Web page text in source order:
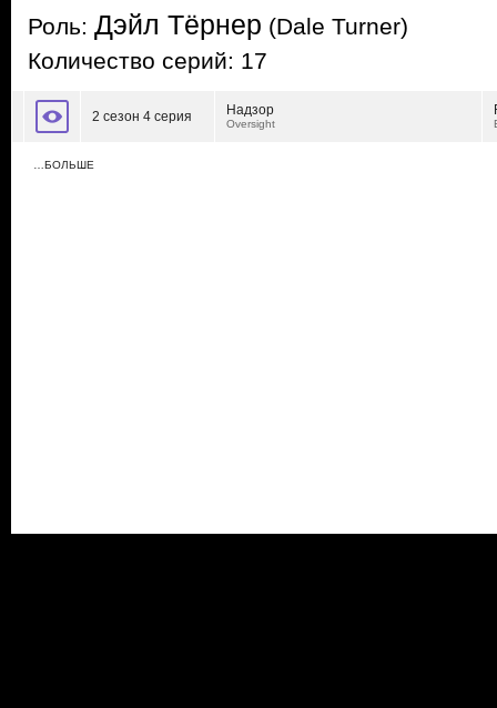
Роль: Дэйл Тёрнер (Dale Turner)
Количество серий: 17
2 сезон 4 серия Надзор
Oversight
…БОЛЬШЕ